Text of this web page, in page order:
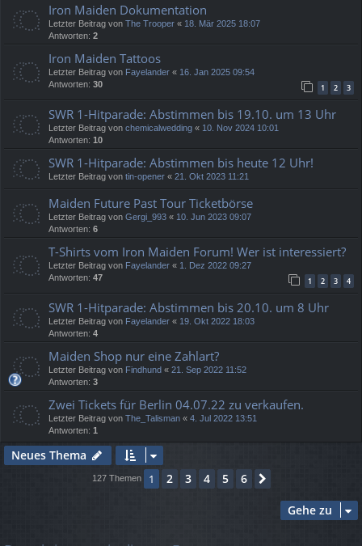
Iron Maiden Dokumentation
Letzter Beitrag von The Trooper « 18. Mär 2025 18:07
Antworten: 2
Iron Maiden Tattoos
Letzter Beitrag von Fayelander « 16. Jan 2025 09:54
Antworten: 30 1 2 3
SWR 1-Hitparade: Abstimmen bis 19.10. um 13 Uhr
Letzter Beitrag von chemicalwedding « 10. Nov 2024 10:01
Antworten: 10
SWR 1-Hitparade: Abstimmen bis heute 12 Uhr!
Letzter Beitrag von tin-opener « 21. Okt 2023 11:21
Maiden Future Past Tour Ticketbörse
Letzter Beitrag von Gergi_993 « 10. Jun 2023 09:07
Antworten: 6
T-Shirts vom Iron Maiden Forum! Wer ist interessiert?
Letzter Beitrag von Fayelander « 1. Dez 2022 09:27
Antworten: 47 1 2 3 4
SWR 1-Hitparade: Abstimmen bis 20.10. um 8 Uhr
Letzter Beitrag von Fayelander « 19. Okt 2022 18:03
Antworten: 4
Maiden Shop nur eine Zahlart?
Letzter Beitrag von Findhund « 21. Sep 2022 11:52
Antworten: 3
Zwei Tickets für Berlin 04.07.22 zu verkaufen.
Letzter Beitrag von The_Talisman « 4. Jul 2022 13:51
Antworten: 1
Neues Thema
127 Themen 1 2 3 4 5 6
Gehe zu